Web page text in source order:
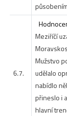
6.7.
Meziříčí
Mužstvo
udělalo
nabídlo
přineslo i
hlavní